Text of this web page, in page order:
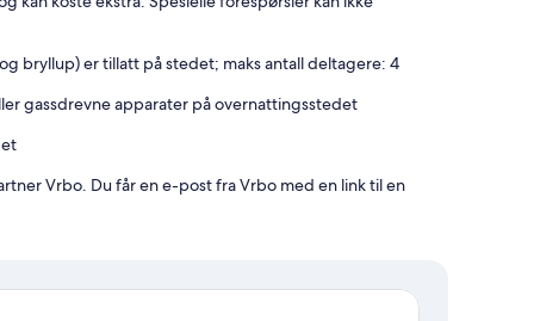
bryllup) er tillatt på stedet; maks antall deltagere: 4
gassdrevne apparater på overnattingsstedet
Vrbo. Du får en e-post fra Vrbo med en link til en